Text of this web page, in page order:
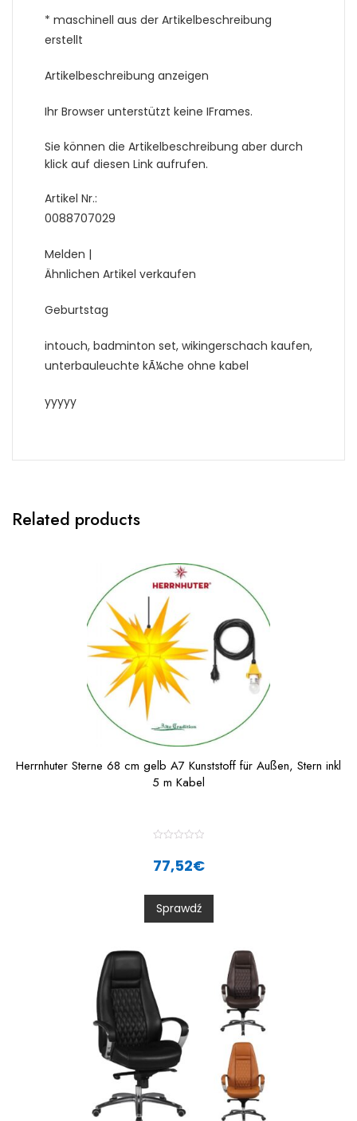
* maschinell aus der Artikelbeschreibung
erstellt
Artikelbeschreibung anzeigen
Ihr Browser unterstützt keine IFrames.
Sie können die Artikelbeschreibung aber durch
klick auf diesen Link aufrufen.
Artikel Nr.:
0088707029
Melden |
Ähnlichen Artikel verkaufen
Geburtstag
intouch, badminton set, wikingerschach kaufen,
unterbauleuchte kÃ¼che ohne kabel
yyyyy
Related products
Herrnhuter Sterne 68 cm gelb A7 Kunststoff für Außen, Stern inkl
5 m Kabel
t
0
o
u
t
77,52€
Sprawdź